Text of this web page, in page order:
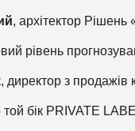
, архітектор Рішень
рівень
, директор з
бік PRIVATE